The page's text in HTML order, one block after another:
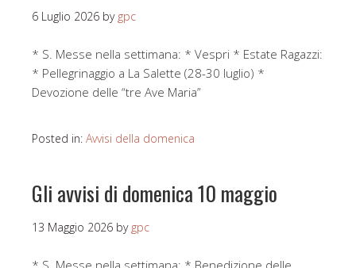
6 Luglio 2026 by gpc
* S. Messe nella settimana: * Vespri * Estate Ragazzi:
* Pellegrinaggio a La Salette (28-30 luglio) *
Devozione delle “tre Ave Maria”
Posted in: Avvisi della domenica
Gli avvisi di domenica 10 maggio
13 Maggio 2026 by gpc